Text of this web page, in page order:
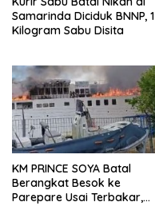
Samarinda Diciduk BNNP, 1
Kilogram Sabu Disita
KM PRINCE SOYA Batal
Berangkat Besok ke
Parepare Usai Terbakar,